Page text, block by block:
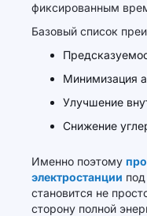
фиксированным
Базовый список
Минимизация
Улучшение
Снижение
Именно поэтому
электростанции
становится не
сторону полной